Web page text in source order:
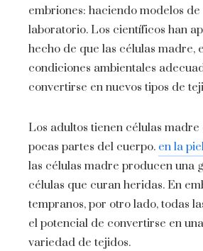
embriones: haciendo modelos de
laboratorio. Los científicos han
hecho de que las células madre,
condiciones ambientales
convertirse en nuevos tipos de
Los adultos tienen células madre
pocas partes del cuerpo. en la
las células madre producen una
células que curan heridas. En
tempranos, por otro lado, todas
el potencial de convertirse en
variedad de tejidos.